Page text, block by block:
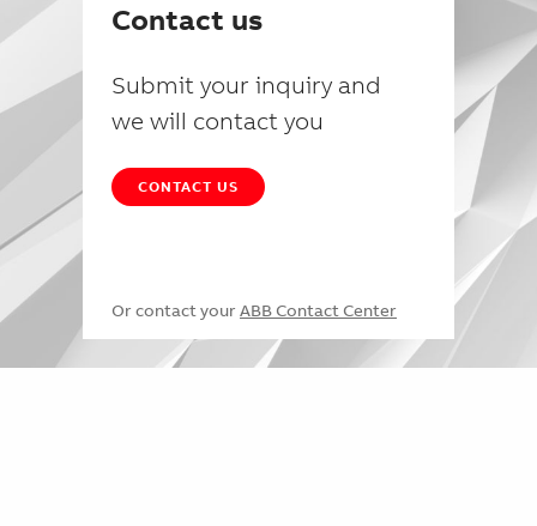
Contact us
Submit your inquiry and
we will contact you
CONTACT US
Or contact your ABB Contact Center